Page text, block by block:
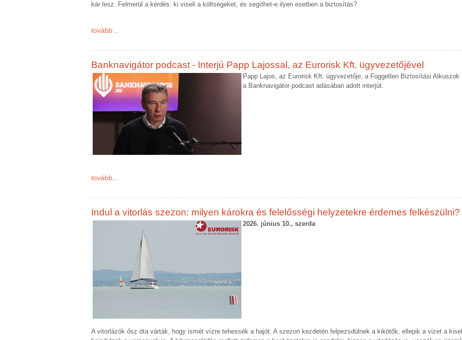
kár lesz. Felmerül a kérdés: ki viseli a költségeket, és segíthet-e ilyen esetben a biztosítás?
tovább...
Banknavigátor podcast - Interjú Papp Lajossal, az Eurorisk Kft. ügyvezetőjével
Papp Lajos, az Eurorisk Kft. ügyvezetője, a Független Biztosítási
a Banknavigátor podcast adásában adott interjút.
tovább...
Indul a vitorlás szezon: milyen károkra és felelősségi helyzetekre érdemes felkészülni?
2026. június 10., szerda
A vitorlázók ősz óta várták, hogy ismét vízre tehessék a hajót. A szezon kezdetén felpezsdülnek a kikötők, ellepik a vizet a